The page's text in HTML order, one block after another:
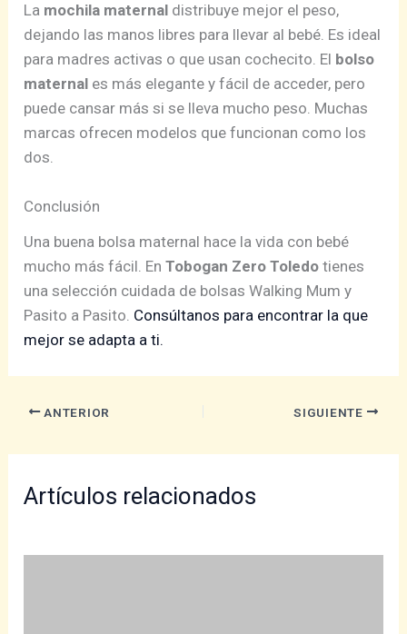
La mochila maternal distribuye mejor el peso,
dejando las manos libres para llevar al bebé. Es ideal
para madres activas o que usan cochecito. El bolso
maternal es más elegante y fácil de acceder, pero
puede cansar más si se lleva mucho peso. Muchas
marcas ofrecen modelos que funcionan como los
dos.
Conclusión
Una buena bolsa maternal hace la vida con bebé
mucho más fácil. EnTobogan Zero Toledo tienes
una selección cuidada de bolsas Walking Mum y
Pasito a Pasito. Consúltanos para encontrar la que
mejor se adapta a ti.
ANTERIOR SIGUIENTE
Artículos relacionados